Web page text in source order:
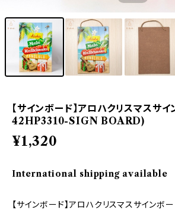
【サインボード】アロハクリスマスサ
42HP3310-SIGN BOARD)
¥1,320
International shipping available
【サインボード】アロハクリスマスサイン